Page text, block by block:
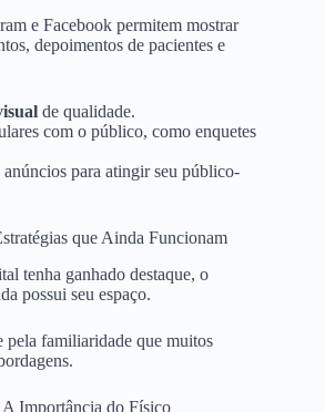
e Facebook permitem mostrar
depoimentos de pacientes e
de qualidade.
com o público, como enquetes
anúncios para atingir seu público-
que Ainda Funcionam
tenha ganhado destaque, o
possui seu espaço.
pela familiaridade que muitos
Importância do Físico